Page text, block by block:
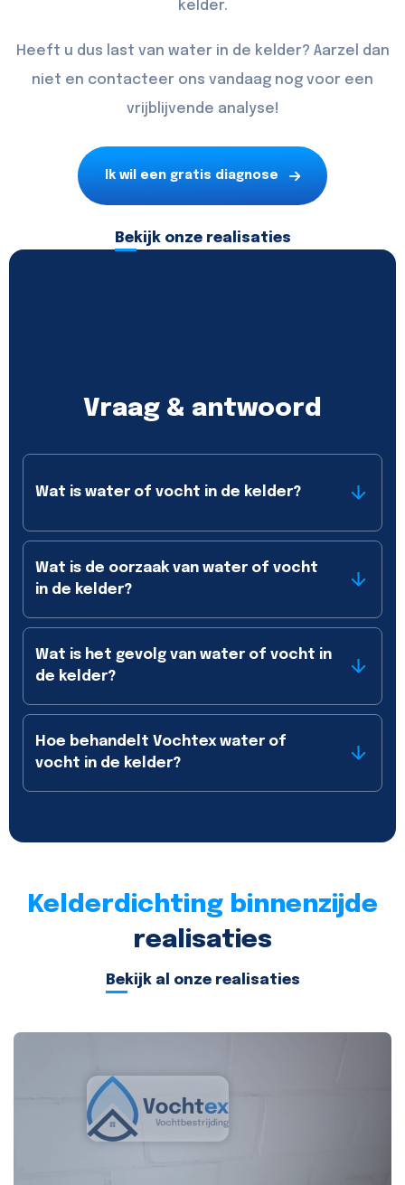
kelder.
Heeft u dus last van water in de kelder? Aarzel dan
niet en contacteer ons vandaag nog voor een
vrijblijvende analyse!
Ik wil een gratis diagnose
Bekijk onze realisaties
Vraag & antwoord
Wat is water of vocht in de kelder?
Wat is de oorzaak van water of vocht
in de kelder?
Wat is het gevolg van water of vocht in
de kelder?
Hoe behandelt Vochtex water of
vocht in de kelder?
Kelderdichting binnenzijde
realisaties
Bekijk al onze realisaties